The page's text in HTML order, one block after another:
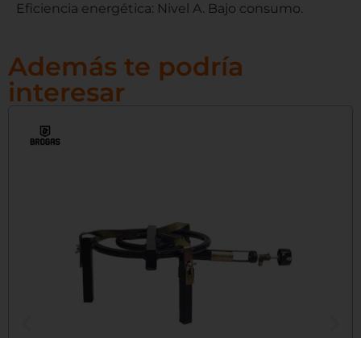
Eficiencia energética: Nivel A. Bajo consumo.
Además te podría
interesar